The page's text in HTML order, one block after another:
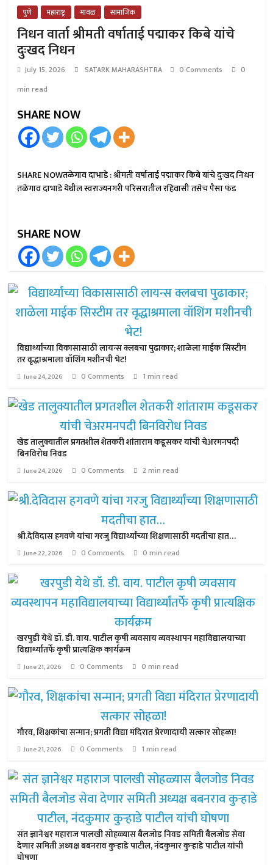
पुणे महाराष्ट्र मावळ सामाजिक
निधन वार्ता श्रीमती वर्षाताई पद्माकर किबे यांचे
दुःखद निधन
July 15, 2026 SATARK MAHARASHTRA 0 Comments
0
min read
SHARE NOW
SHARE NOWतळेगाव दाभाडे : श्रीमती वर्षाताई पद्माकर किबे यांचे दुःखद निधन
तळेगाव दाभाडे येथील स्वराज्यनगरी परिसरातील रहिवासी तसेच पैसा फंड
SHARE NOW
विद्यार्थ्यांच्या विकासासाठी लायन्स क्लबचा पुढाकार; शाळेला माईक सिस्टीम
तर वृद्धाश्रमाला वॉशिंग मशीनची भेट!
June 24, 2026 0 Comments 1 min read
खेड तालुक्यातील प्रगतशील शेतकरी शांताराम कडूसकर यांची चेअरमनपदी
बिनविरोध निवड
June 24, 2026 0 Comments 2 min read
श्री.देविदास हगवणे यांचा गरजु विद्यार्थ्यांच्या शिक्षणासाठी मदतीचा हात…
June 22, 2026 0 Comments 0 min read
खरपुडी येथे डॉ. डी. वाय. पाटील कृषी व्यवसाय व्यवस्थापन महाविद्यालयाच्या
विद्यार्थ्यांतर्फे कृषी प्रात्यक्षिक कार्यक्रम
June 21, 2026 0 Comments 0 min read
गौरव, शिक्षकांचा सन्मान; प्रगती विद्या मंदिरात प्रेरणादायी सत्कार सोहळा!
June 21, 2026 0 Comments 1 min read
संत ज्ञानेश्वर महाराज पालखी सोहळ्यास बैलजोड निवड समिती बैलजोड सेवा
देणार समिती अध्यक्ष बबनराव कुऱ्हाडे पाटील, नंदकुमार कुऱ्हाडे पाटील यांची
घोषणा